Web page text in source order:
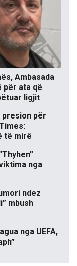
Ambasada
për ata që
ligjit
presion për
të mirë
nga
ndez
mbush
nga UEFA,